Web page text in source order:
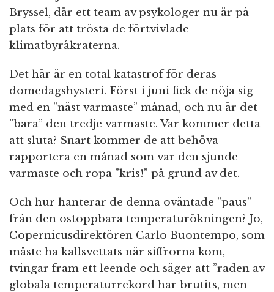
Bryssel, där ett team av psykologer nu är på
plats för att trösta de förtvivlade
klimatbyråkraterna.
Det här är en total katastrof för deras
domedagshysteri. Först i juni fick de nöja sig
med en ”näst varmaste” månad, och nu är det
”bara” den tredje varmaste. Var kommer detta
att sluta? Snart kommer de att behöva
rapportera en månad som var den sjunde
varmaste och ropa ”kris!” på grund av det.
Och hur hanterar de denna oväntade ”paus”
från den ostoppbara temperaturökningen? Jo,
Copernicusdirektören Carlo Buontempo, som
måste ha kallsvettats när siffrorna kom,
tvingar fram ett leende och säger att ”raden av
globala temperaturrekord har brutits, men